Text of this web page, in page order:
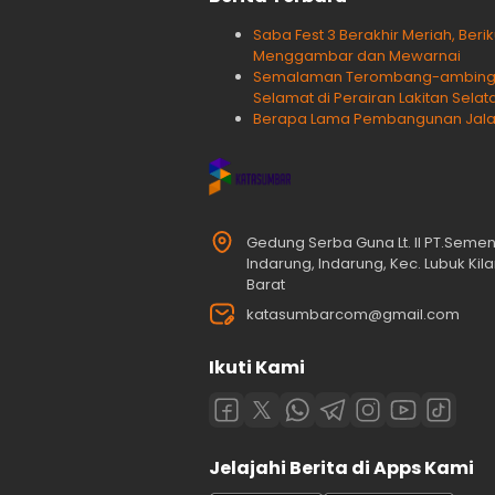
Saba Fest 3 Berakhir Meriah,
Menggambar dan Mewarnai
Semalaman Terombang-
Selamat di Perairan Lakitan
Berapa Lama Pembangunan
Gedung Serba Guna Lt. II
Indarung, Indarung, Kec. Lubuk
Barat
katasumbarcom@gmail.com
Ikuti Kami
Jelajahi Berita di Apps Kami